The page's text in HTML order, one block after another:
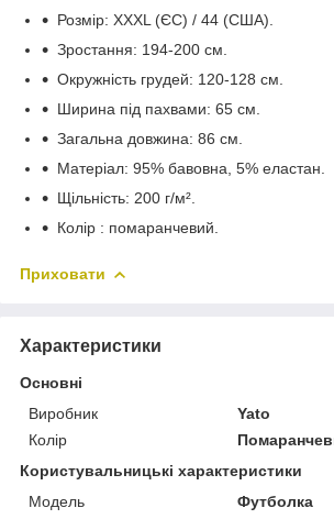
Розмір: XXXL (ЄС) / 44 (США).
Зростання: 194-200 см.
Окружність грудей: 120-128 см.
Ширина під пахвами: 65 см.
Загальна довжина: 86 см.
Матеріал: 95% бавовна, 5% еластан.
Щільність: 200 г/м².
Колір : помаранчевий.
Приховати
Характеристики
Основні
Виробник
Yato
Колір
Користувальницькі характеристики
Мoдель
Футболка